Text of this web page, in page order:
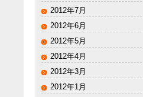
2012年7月
2012年6月
2012年5月
2012年4月
2012年3月
2012年1月